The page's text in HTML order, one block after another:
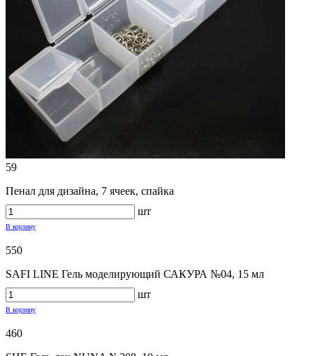
59
Пенал для дизайна, 7 ячеек, спайка
шт
В корзину
550
SAFI LINE Гель моделирующий САКУРА №04, 15 мл
шт
В корзину
460